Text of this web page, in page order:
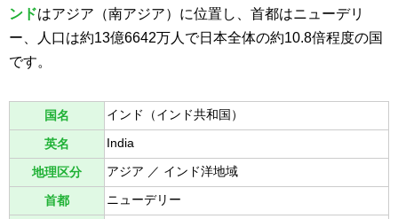
ンドはアジア（南アジア）に位置し、首都はニューデリ
ー、人口は約13億6642万人で日本全体の約10.8倍程度の国
です。
国名 インド（インド共和国）
英名 India
地理区分 アジア ／ インド洋地域
首都 ニューデリー